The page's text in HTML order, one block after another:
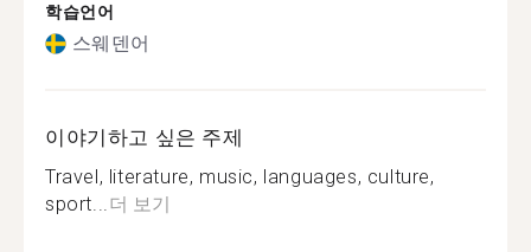
학습언어
스웨덴어
이야기하고 싶은 주제
Travel, literature, music, languages, culture,
sport...더 보기